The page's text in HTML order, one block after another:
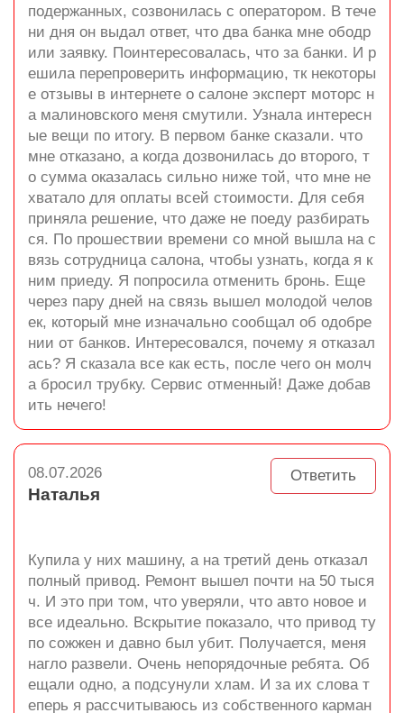
подержанных, созвонилась с оператором. В тече
ни дня он выдал ответ, что два банка мне ободр
или заявку. Поинтересовалась, что за банки. И р
ешила перепроверить информацию, тк некоторы
е отзывы в интернете о салоне эксперт моторс н
а малиновского меня смутили. Узнала интересн
ые вещи по итогу. В первом банке сказали. что
мне отказано, а когда дозвонилась до второго, т
о сумма оказалась сильно ниже той, что мне не
хватало для оплаты всей стоимости. Для себя
приняла решение, что даже не поеду разбирать
ся. По прошествии времени со мной вышла на с
вязь сотрудница салона, чтобы узнать, когда я к
ним приеду. Я попросила отменить бронь. Еще
через пару дней на связь вышел молодой челов
ек, который мне изначально сообщал об одобре
нии от банков. Интересовался, почему я отказал
ась? Я сказала все как есть, после чего он молч
а бросил трубку. Сервис отменный! Даже добав
ить нечего!
Ответить
08.07.2026
Наталья
Купила у них машину, а на третий день отказал
полный привод. Ремонт вышел почти на 50 тыся
ч. И это при том, что уверяли, что авто новое и
все идеально. Вскрытие показало, что привод ту
по сожжен и давно был убит. Получается, меня
нагло развели. Очень непорядочные ребята. Об
ещали одно, а подсунули хлам. И за их слова т
еперь я рассчитываюсь из собственного карман